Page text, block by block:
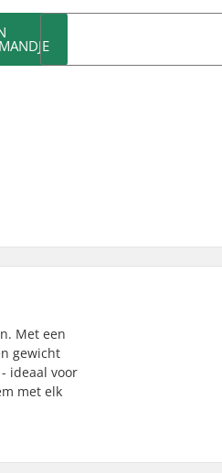
Met een
gewicht
ideaal voor
met elk